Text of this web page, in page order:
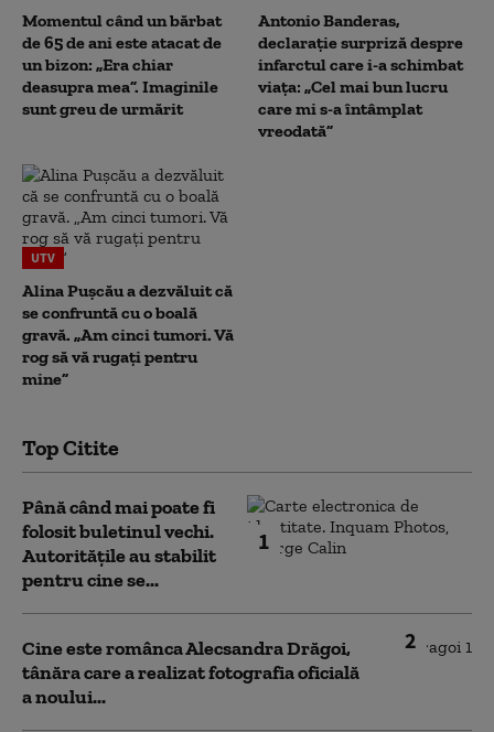
Momentul când un bărbat
de 65 de ani este atacat de
un bizon: „Era chiar
deasupra mea”. Imaginile
sunt greu de urmărit
Antonio Banderas,
declarație surpriză despre
infarctul care i-a schimbat
viața: „Cel mai bun lucru
care mi s-a întâmplat
vreodată”
UTV
Alina Pușcău a dezvăluit că
se confruntă cu o boală
gravă. „Am cinci tumori. Vă
rog să vă rugați pentru
mine”
Top Citite
1
Până când mai poate fi
folosit buletinul vechi.
Autoritățile au stabilit
pentru cine se...
2
Cine este românca Alecsandra Drăgoi,
tânăra care a realizat fotografia oficială
a noului...